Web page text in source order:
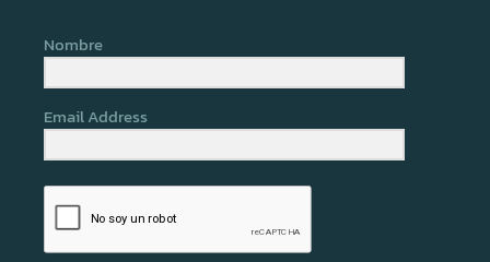
Nombre
Email Address